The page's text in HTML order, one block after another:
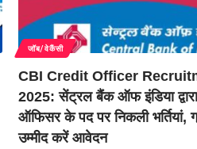
जॉब/वेकैंसी
CBI Credit Officer
2025: सेंट्रल बैंक ऑफ इंडिया
ऑफिसर के पद पर निकली भर्तियां,
उम्मीद करें आवेदन